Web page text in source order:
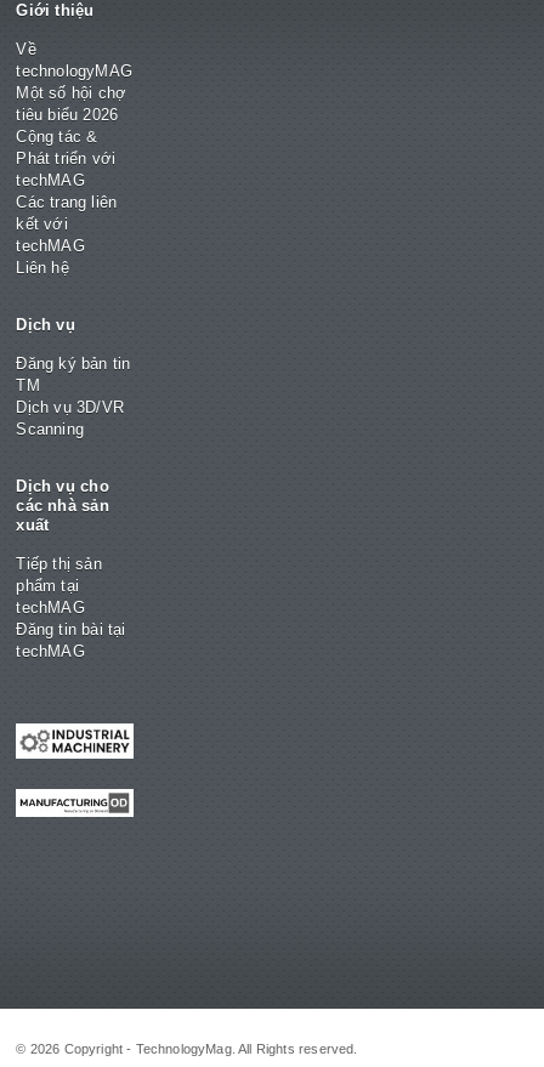
Giới thiệu
Về
technologyMAG
Một số hội chợ
tiêu biểu 2026
Cộng tác &
Phát triển với
techMAG
Các trang liên
kết với
techMAG
Liên hệ
Dịch vụ
Đăng ký bản tin
TM
Dịch vụ 3D/VR
Scanning
Dịch vụ cho
các nhà sản
xuất
Tiếp thị sản
phẩm tại
techMAG
Đăng tin bài tại
techMAG
© 2026 Copyright - TechnologyMag. All Rights reserved.